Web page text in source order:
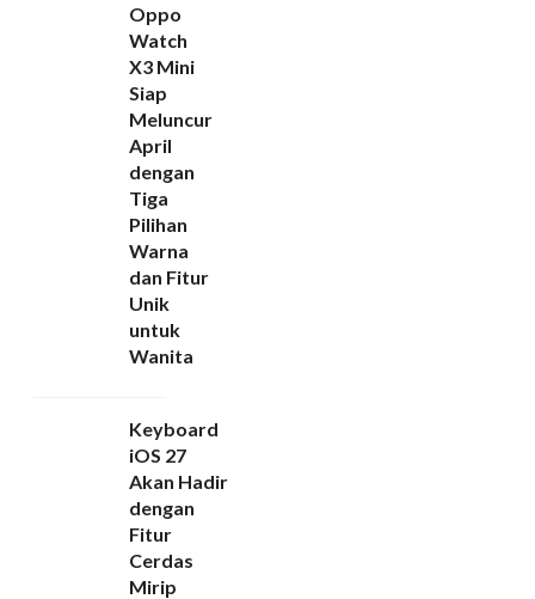
Oppo
Watch
X3 Mini
Siap
Meluncur
April
dengan
Tiga
Pilihan
Warna
dan Fitur
Unik
untuk
Wanita
Keyboard
iOS 27
Akan Hadir
dengan
Fitur
Cerdas
Mirip